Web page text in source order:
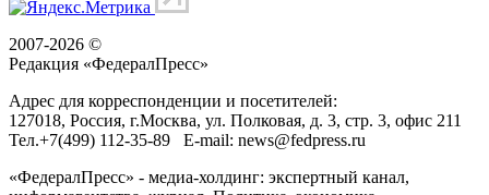
2007-2026 ©
Редакция «ФедералПресс»
Адрес для корреспонденции и посетителей:
127018, Россия, г.Москва, ул. Полковая, д. 3, стр. 3, офис 211
Тел.+7(499) 112-35-89 E-mail: news@fedpress.ru
«ФедералПресс» - медиа-холдинг: экспертный канал,